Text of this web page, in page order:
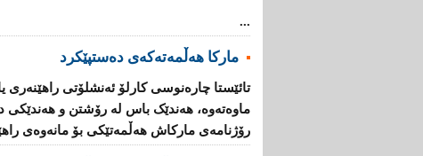
...
مارکا هەڵمەتەکەی دەستپێکرد
تائێستا چارەنوسی کارلۆ ئەنشلۆتی راهێنەری
ماوەتەوە، هەندێک باس لە رۆشتن و
رۆژنامەی مارکاش هەڵمەتێکی بۆ مانەوەی